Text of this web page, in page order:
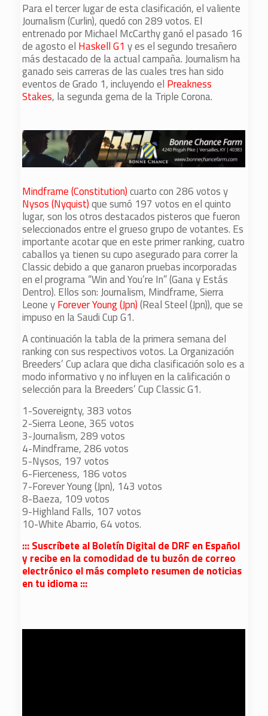
Para el tercer lugar de esta clasificación, el valiente
Journalism (Curlin), quedó con 289 votos. El
entrenado por Michael McCarthy ganó el pasado 16
de agosto el Haskell G1 y es el segundo tresañero
más destacado de la actual campaña. Journalism ha
ganado seis carreras de las cuales tres han sido
eventos de Grado 1, incluyendo el Preakness
Stakes, la segunda gema de la Triple Corona.
Mindframe (Constitution)cuarto con 286 votos y
Nysos (Nyquist)que sumó 197 votos en el quinto
lugar, son los otros destacados pisteros que fueron
seleccionados entre el grueso grupo de votantes. Es
importante acotar que en este primer ranking, cuatro
caballos ya tienen su cupo asegurado para correr la
Classic debido a que ganaron pruebas incorporadas
en el programa “Win and You’re In” (Gana y Estás
Dentro). Ellos son: Journalism, Mindframe, Sierra
Leone yForever Young (Jpn)(Real Steel (Jpn)), que se
impuso en la Saudi Cup G1.
A continuación la tabla de la primera semana del
ranking con sus respectivos votos. La Organización
Breeders’ Cup aclara que dicha clasificación solo es a
modo informativo y no influyen en la calificación o
selección para la Breeders’ Cup Classic G1.
1-Sovereignty, 383 votos
2-Sierra Leone, 365 votos
3-Journalism, 289 votos
4-Mindframe, 286 votos
5-Nysos, 197 votos
6-Fierceness, 186 votos
7-Forever Young (Jpn), 143 votos
8-Baeza, 109 votos
9-Highland Falls, 107 votos
10-White Abarrio, 64 votos.
::: Suscríbete al Boletín Digital de DRF en Español
y recibe en la comodidad de tu buzón de correo
electrónico el más completo resumen de noticias
en tu idioma :::